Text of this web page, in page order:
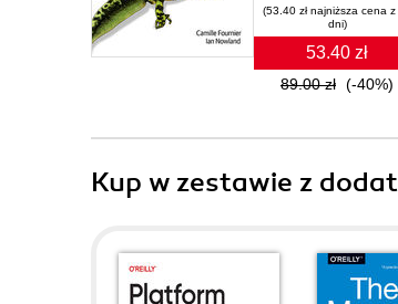
(53.40 zł najniższa cena z
dni)
53.40 zł
89.00 zł (-40%)
Kup w zestawie z